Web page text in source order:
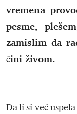
vremena
pesme,
zamislim da
čini živom.
Da li si već